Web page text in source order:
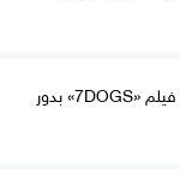
تعرف على إجمالي إيرادات فيلم «7DOGS» بدور